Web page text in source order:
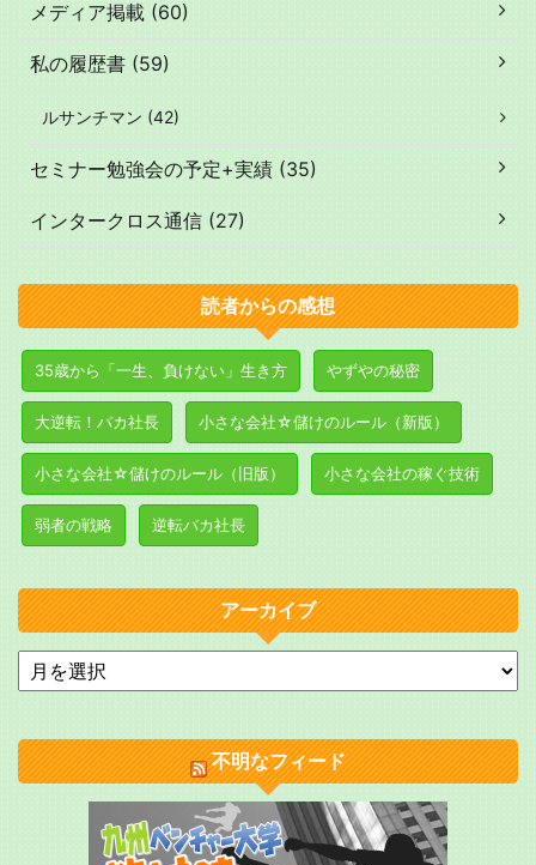
メディア掲載 (60)
私の履歴書 (59)
ルサンチマン (42)
セミナー勉強会の予定+実績 (35)
インタークロス通信 (27)
読者からの感想
35歳から「一生、負けない」生き方 やずやの秘密
大逆転！バカ社長 小さな会社☆儲けのルール（新版）
小さな会社☆儲けのルール（旧版） 小さな会社の稼ぐ技術
弱者の戦略 逆転バカ社長
アーカイブ
不明なフィード